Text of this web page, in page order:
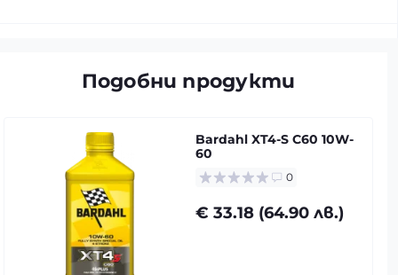
Подобни продукти
Bardahl XT4-S C60 10W-
60
0
€ 33.18 (64.90 лв.)